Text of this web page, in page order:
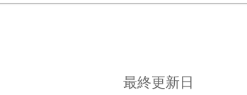
最終更新日